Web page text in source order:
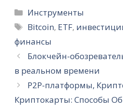
Рубрики
Инструменты
Метки
Bitcoin, ETF,
финансы
Блокчейн-
в реальном времени
P2P-платформы,
Криптокарты: Способы